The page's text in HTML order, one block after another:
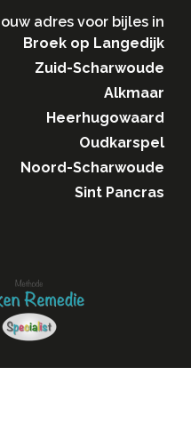
adres voor bijles in
Broek op Langedijk
Zuid-Scharwoude
Alkmaar
Heerhugowaard
Oudkarspel
Noord-Scharwoude
Sint Pancras